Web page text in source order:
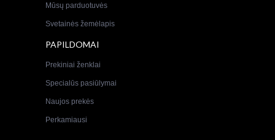
Mūsų parduotuvės
Svetainės žemėlapis
PAPILDOMAI
Prekiniai ženklai
Specialūs pasiūlymai
Naujos prekės
Perkamiausi